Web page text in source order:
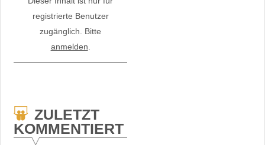
registrierte Benutzer
zugänglich. Bitte
anmelden.
ZULETZT
KOMMENTIERT